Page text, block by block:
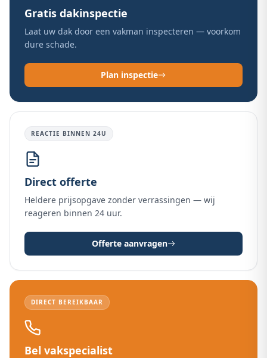
Gratis dakinspectie
Laat uw dak door een vakman inspecteren — voorkom
dure schade.
Plan inspectie
REACTIE BINNEN 24U
Direct offerte
Heldere prijsopgave zonder verrassingen — wij
reageren binnen 24 uur.
Offerte aanvragen
DIRECT BEREIKBAAR
Bel vakspecialist